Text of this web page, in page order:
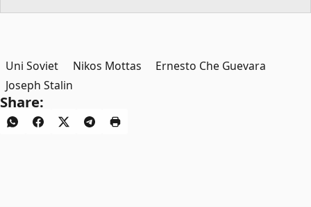
Uni Soviet Nikos Mottas
Ernesto Che Guevara
Joseph Stalin
Share: